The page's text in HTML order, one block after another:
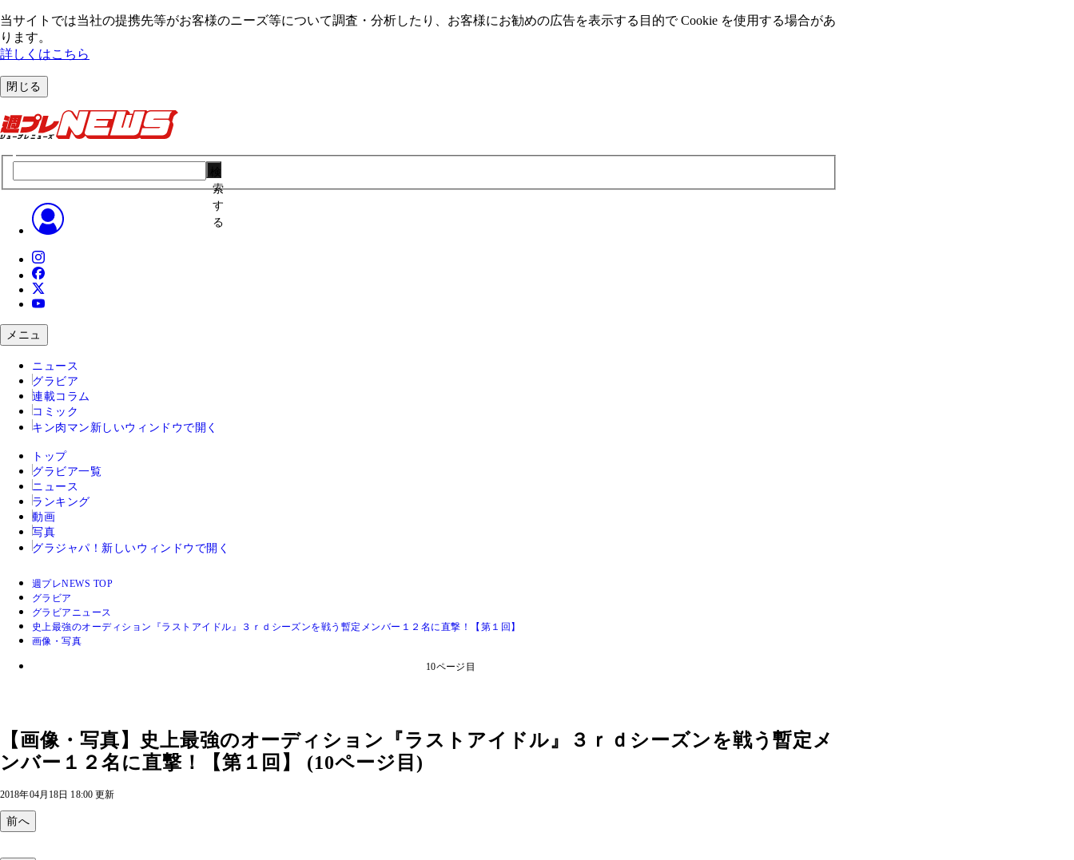
当サイトでは当社の提携先等がお客様のニーズ等について調査・分析したり、お客様にお勧めの広告を表⽰する⽬的で Cookie を使⽤する場合があ
ります。
詳しくはこちら
閉じる
索
す
る
メニュ
ニュース
グラビア
連載コラム
コミック
キン肉マン 新しいウィンドウで開く
トップ
グラビア一覧
ニュース
ランキング
動画
写真
グラジャパ！ 新しいウィンドウで開く
週プレNEWS TOP
グラビア
グラビアニュース
史上最強のオーディション『ラストアイドル』３ｒｄシーズンを戦う暫定メンバー１２名に直撃！【第１回】
画像・写真
10ページ目
【画像・写真】史上最強のオーディション『ラストアイドル』３ｒｄシーズンを戦う暫定メ
ンバー１２名に直撃！【第１回】 (10ページ目)
2018年04月18日 18:00 更新
前へ